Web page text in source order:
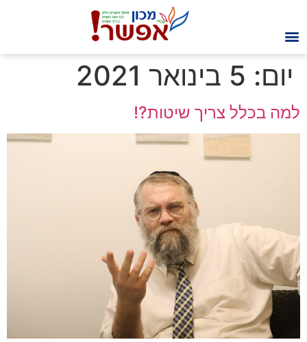
יום: 5 בינואר 2021
למה בכלל צריך שיטות?!